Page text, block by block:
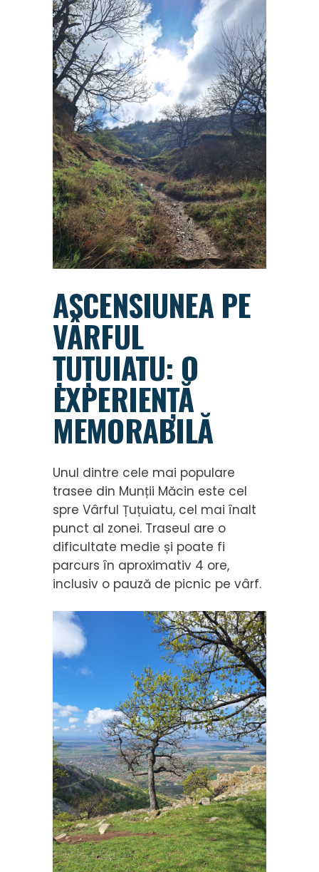
ASCENSIUNEA PE
VÂRFUL
ȚUȚUIATU: O
EXPERIENȚĂ
MEMORABILĂ
Unul dintre cele mai populare
trasee din Munții Măcin este cel
spre Vârful Țuțuiatu, cel mai înalt
punct al zonei. Traseul are o
dificultate medie și poate fi
parcurs în aproximativ 4 ore,
inclusiv o pauză de picnic pe vârf.